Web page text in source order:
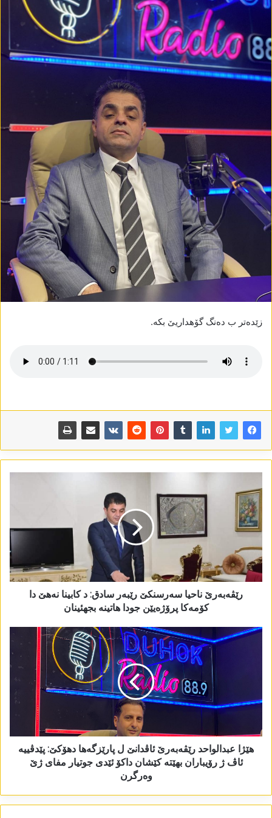
زێدەتر ب دەنگ گۆھداریێ بکە.
رێڤەبەرێ ناحیا سەرسنکێ رێبەر سادق: د کابینا نەھێ دا
کۆمەکا پرۆژەیێن جودا ھاتینە بجھئینان
ھێژا عبدالواحد رێڤەبەرێ ئاڤدانێ ل پارێزگەھا دھۆکێ: پێدڤییە
ئاڤ ژ رۆیباران بھێتە کێشان داکۆ ئێدی جوتیار مفای ژێ
وەرگرن